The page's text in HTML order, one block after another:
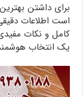
برای داشتن
است اطلاعات
کامل و نکات
یک انتخاب